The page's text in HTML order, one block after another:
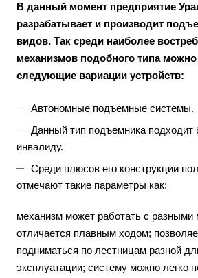
В данный момент предприятие
разрабатывает и производит
видов. Так среди наиболее
механизмов подобного типа
следующие вариации устройств:
Автономные подъемные системы.
Данный тип подъемника подходит
инвалиду.
Среди плюсов его конструкции
отмечают такие параметры как:
механизм может работать с разными
отличается плавным ходом;
подниматься по лестницам разной
эксплуатации; систему можно легко